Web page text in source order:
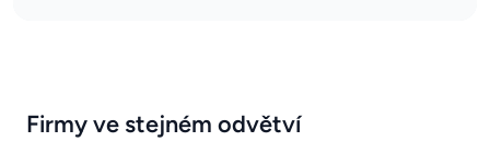
Firmy ve stejném odvětví